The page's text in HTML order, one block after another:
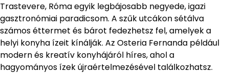
Trastevere, Róma egyik legbájosabb negyede, igazi
gasztronómiai paradicsom. A szűk utcákon sétálva
számos éttermet és bárot fedezhetsz fel, amelyek a
helyi konyha ízeit kínálják. Az Osteria Fernanda például
modern és kreatív konyhájáról híres, ahol a
hagyományos ízek újraértelmezésével találkozhatsz.